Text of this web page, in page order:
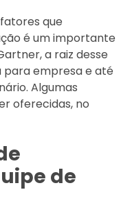
que
é um importante
a raiz desse
empresa e até
Algumas
oferecidas, no
de